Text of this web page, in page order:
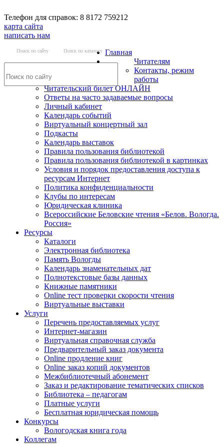
Телефон для справок: 8 8172 759212
карта сайта
написать нам
Поиск по сайту Поиск по каталогу Главная
Читателям
Контакты, режим
работы
Читательский билет ОНЛАЙН
Ответы на часто задаваемые вопросы
Личный кабинет
Календарь событий
Виртуальный концертный зал
Подкасты
Календарь выставок
Правила пользования библиотекой
Правила пользования библиотекой в картинках
Условия и порядок предоставления доступа к
ресурсам Интернет
Политика конфиденциальности
Клубы по интересам
Юридическая клиника
Всероссийские Беловские чтения «Белов. Вологда.
Россия»
Ресурсы
Каталоги
Электронная библиотека
Память Вологды
Календарь знаменательных дат
Полнотекстовые базы данных
Книжные памятники
Online тест проверки скорости чтения
Виртуальные выставки
Услуги
Перечень предоставляемых услуг
Интернет-магазин
Виртуальная справочная служба
Предварительный заказ документа
Online продление книг
Online заказ копий документов
Межбиблиотечный абонемент
Заказ и редактирование тематических списков
Библиотека – педагогам
Платные услуги
Бесплатная юридическая помощь
Конкурсы
Вологодская книга года
Коллегам